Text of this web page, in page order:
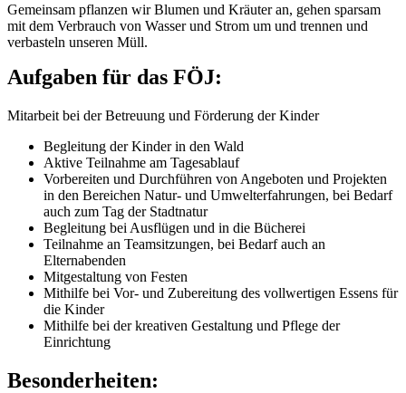
Gemeinsam pflanzen wir Blumen und Kräuter an, gehen sparsam
mit dem Verbrauch von Wasser und Strom um und trennen und
verbasteln unseren Müll.
Aufgaben für das FÖJ:
Mitarbeit bei der Betreuung und Förderung der Kinder
Begleitung der Kinder in den Wald
Aktive Teilnahme am Tagesablauf
Vorbereiten und Durchführen von Angeboten und Projekten
in den Bereichen Natur- und Umwelterfahrungen, bei Bedarf
auch zum Tag der Stadtnatur
Begleitung bei Ausflügen und in die Bücherei
Teilnahme an Teamsitzungen, bei Bedarf auch an
Elternabenden
Mitgestaltung von Festen
Mithilfe bei Vor- und Zubereitung des vollwertigen Essens für
die Kinder
Mithilfe bei der kreativen Gestaltung und Pflege der
Einrichtung
Besonderheiten: